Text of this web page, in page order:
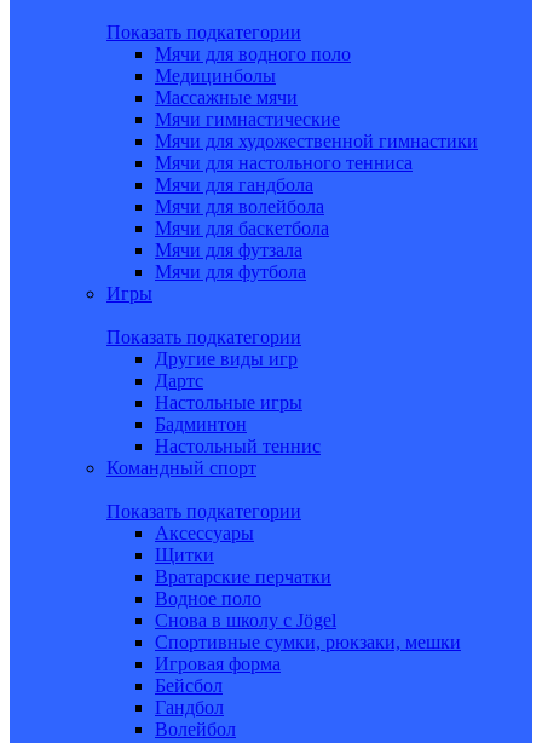
Показать подкатегории
Мячи для водного поло
Медицинболы
Массажные мячи
Мячи гимнастические
Мячи для художественной гимнастики
Мячи для настольного тенниса
Мячи для гандбола
Мячи для волейбола
Мячи для баскетбола
Мячи для футзала
Мячи для футбола
Игры
Показать подкатегории
Другие виды игр
Дартс
Настольные игры
Бадминтон
Настольный теннис
Командный спорт
Показать подкатегории
Аксессуары
Щитки
Вратарские перчатки
Водное поло
Снова в школу c Jögel
Спортивные сумки, рюкзаки, мешки
Игровая форма
Бейсбол
Гандбол
Волейбол